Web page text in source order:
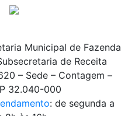
Municipal de Fazenda
de Receita
– Sede – Contagem –
32.040-000
: de segunda a